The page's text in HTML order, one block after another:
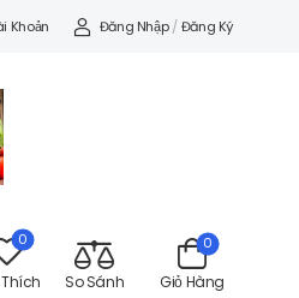
Khoản Đăng Nhập / Đăng Ký
0
Thích So Sánh Giỏ Hàng
0